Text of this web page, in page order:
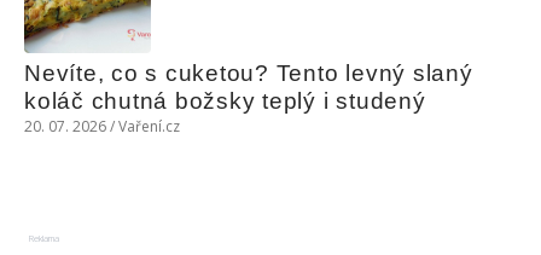
Nevíte, co s cuketou? Tento levný slaný
koláč chutná božsky teplý i studený
20. 07. 2026 / Vaření.cz
Reklama